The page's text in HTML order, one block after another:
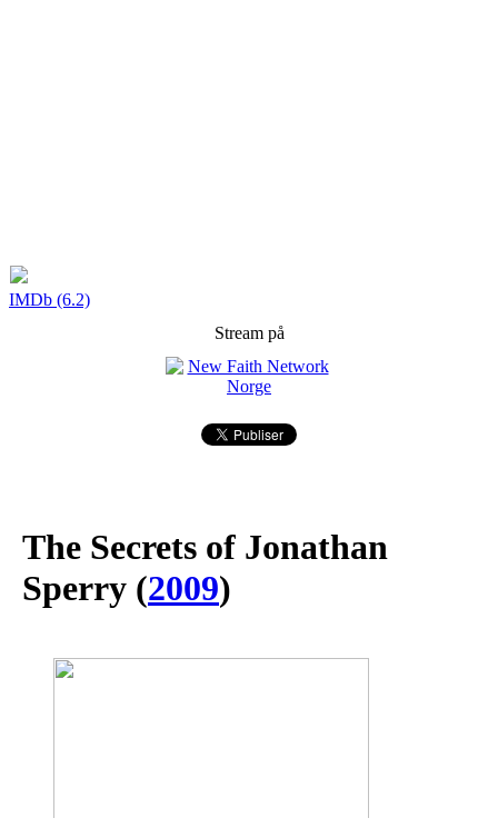
IMDb (6.2)
Stream på
The Secrets of Jonathan
Sperry (2009)